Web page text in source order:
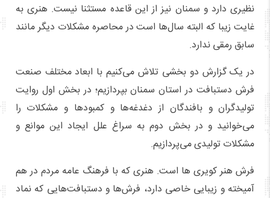
نظیری دارد و سمنان نیز از این قاعده مستثنا نیست. هنری به
غایت زیبا که البته سال‌ها است در محاصره مشکلات دیگر مانند
سابق رمقی ندارد.
در یک گزارش دو بخشی تلاش می‌کنیم با ابعاد مختلف صنعت
فرش دستبافت در استان سمنان بپردازیم؛ در بخش اول روایت
تولیدگران و بافندگان از دغدغه‌ها و کمبودها و مشکلات را
می‌خوانید و در بخش دوم به سراغ علل ایجاد این موانع و
مشکلات تولیدی می‌پردازیم.
فرش هنر کویری ها است. هنری که با فرهنگ عامه مردم در هم
آمیخته و زیبایی خاصی دارد، فرش‌ها و دستبافت‌هایی که نماد